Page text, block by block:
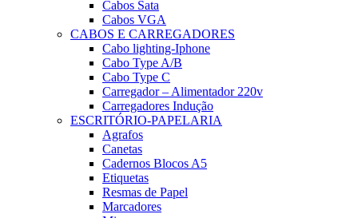
Cabos Sata
Cabos VGA
CABOS E CARREGADORES
Cabo lighting-Iphone
Cabo Type A/B
Cabo Type C
Carregador – Alimentador 220v
Carregadores Indução
ESCRITÓRIO-PAPELARIA
Agrafos
Canetas
Cadernos Blocos A5
Etiquetas
Resmas de Papel
Marcadores